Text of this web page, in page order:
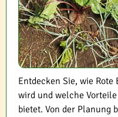
Entdecken Sie, wie
wird und welche
bietet. Von der Planung